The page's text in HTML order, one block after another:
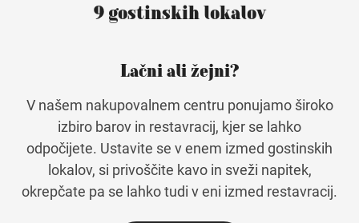
9 gostinskih lokalov
Lačni ali žejni?
V našem nakupovalnem centru ponujamo široko
izbiro barov in restavracij, kjer se lahko
odpočijete. Ustavite se v enem izmed gostinskih
lokalov, si privoščite kavo in sveži napitek,
okrepčate pa se lahko tudi v eni izmed restavracij.